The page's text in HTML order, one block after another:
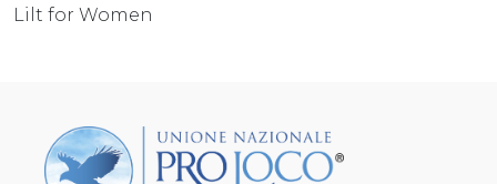
Lilt for Women